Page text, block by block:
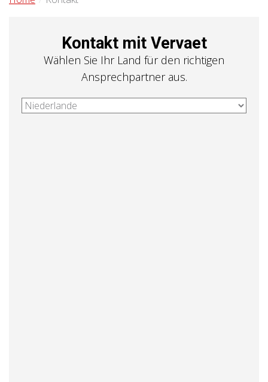
Kontakt mit Vervaet
Wählen Sie Ihr Land für den richtigen
Ansprechpartner aus.